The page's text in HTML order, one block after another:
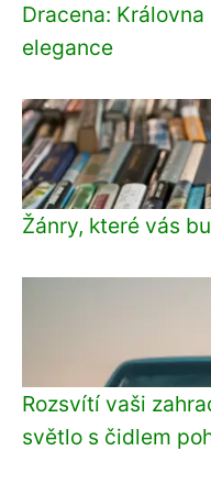
Dracena:
elegance
Žánry, které vás
Rozsvítí vaši
světlo s čidlem